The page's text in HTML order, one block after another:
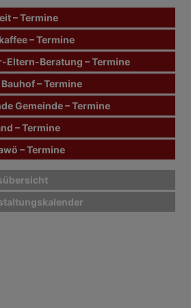
– Termine
– Termine
Eltern-Beratung – Termine
– Termine
Gemeinde – Termine
– Termine
– Termine